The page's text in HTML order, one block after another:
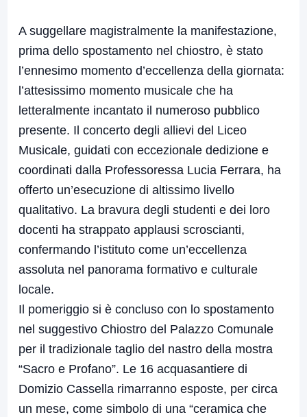
A suggellare magistralmente la manifestazione,
prima dello spostamento nel chiostro, è stato
l’ennesimo momento d’eccellenza della giornata:
l’attesissimo momento musicale che ha
letteralmente incantato il numeroso pubblico
presente. Il concerto degli allievi del Liceo
Musicale, guidati con eccezionale dedizione e
coordinati dalla Professoressa Lucia Ferrara, ha
offerto un’esecuzione di altissimo livello
qualitativo. La bravura degli studenti e dei loro
docenti ha strappato applausi scroscianti,
confermando l’istituto come un’eccellenza
assoluta nel panorama formativo e culturale
locale.
Il pomeriggio si è concluso con lo spostamento
nel suggestivo Chiostro del Palazzo Comunale
per il tradizionale taglio del nastro della mostra
“Sacro e Profano”. Le 16 acquasantiere di
Domizio Cassella rimarranno esposte, per circa
un mese, come simbolo di una “ceramica che